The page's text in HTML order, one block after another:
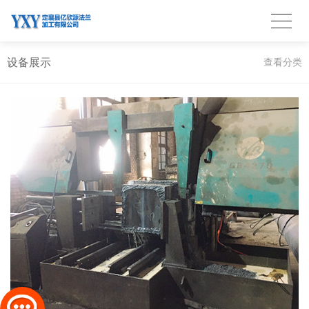
设备展示 查看分类